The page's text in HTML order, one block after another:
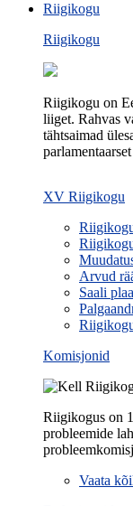
Riigikogu
Riigikogu
Riigikogu on
liiget. Rahvas
tähtsaimad
XV Riigikogu
Arvud
Saali
Komisjonid
Riigikogus on
probleemide
Vaata